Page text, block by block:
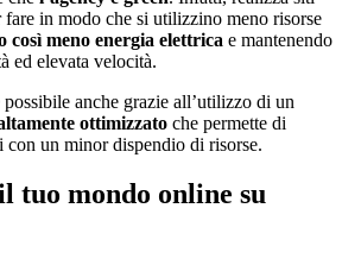
in modo che si utilizzino meno risorse
così meno energia elettrica e mantenendo
ed elevata velocità.
anche grazie all’utilizzo di un
ottimizzato che permette di
un minor dispendio di risorse.
tuo mondo online su